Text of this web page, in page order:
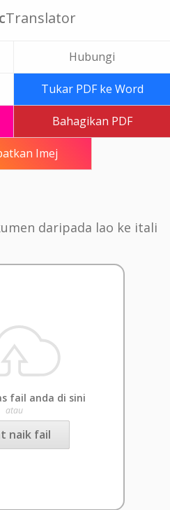
Translator
Hubungi
Tukar PDF ke Word
Bahagikan PDF
Imej
daripada lao ke itali
fail anda di sini
atau
naik fail